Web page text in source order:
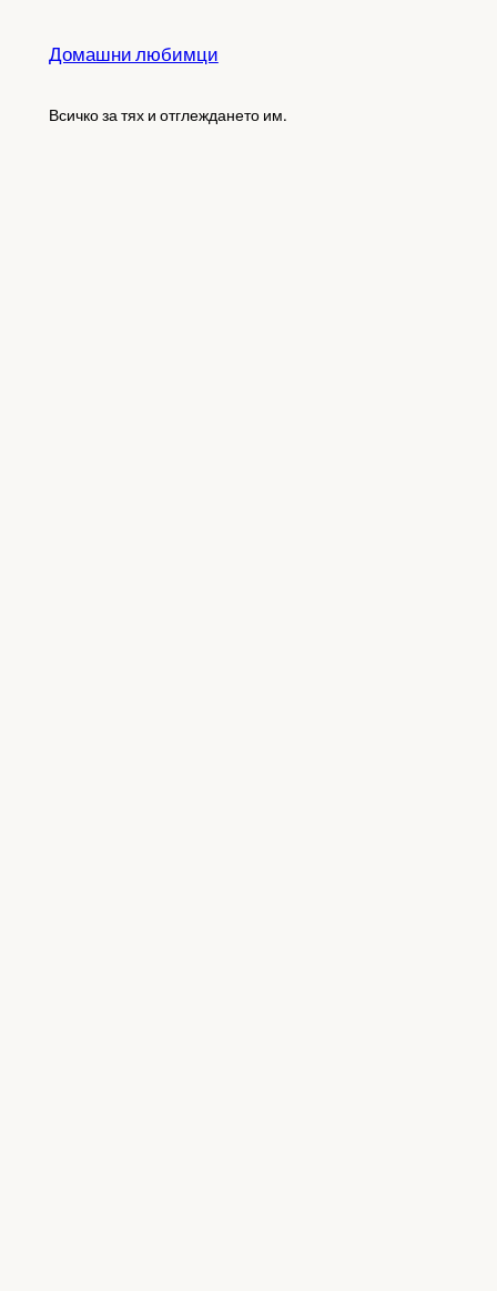
Домашни любимци
Всичко за тях и отглеждането им.